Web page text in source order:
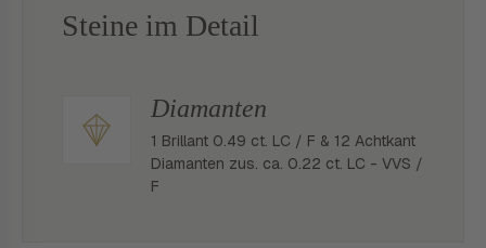
Steine im Detail
Diamanten
1 Brillant 0.49 ct. LC / F & 12 Achtkant
Diamanten zus. ca. 0.22 ct. LC - VVS /
F